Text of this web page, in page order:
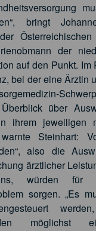
bringt
Österreichischen
der
auf den Punkt. Im
bei der eine Ärztin
über
ihrem jeweiligen
Steinhart:
also die
ärztlicher
würden für
sorgen. „Es
möglichst